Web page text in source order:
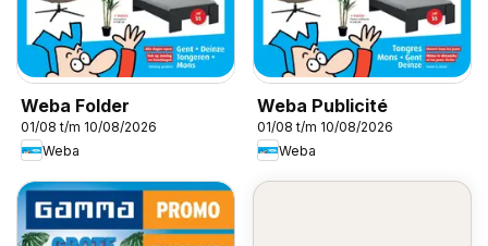
Weba Folder
01/08 t/m 10/08/2026
Weba
Weba Publicité
01/08 t/m 10/08/2026
Weba